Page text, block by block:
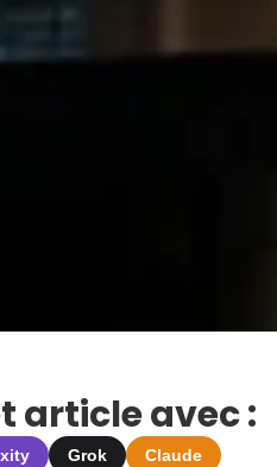
article avec :
Grok Claude